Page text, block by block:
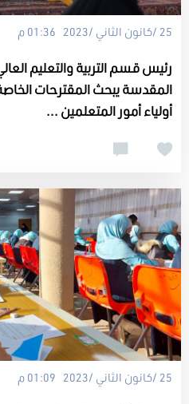
25 /كانون الثاني /2023 01:36 م
رئيس قسم التربية والتعليم
المقدسة يبحث المقترحات الخاصة
أولياء أمور المتعلمين ...
25 /كانون الثاني /2023 01:09 م